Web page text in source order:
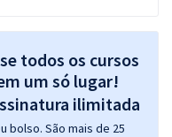
todos os cursos
um só lugar!
bolso. São mais de 25